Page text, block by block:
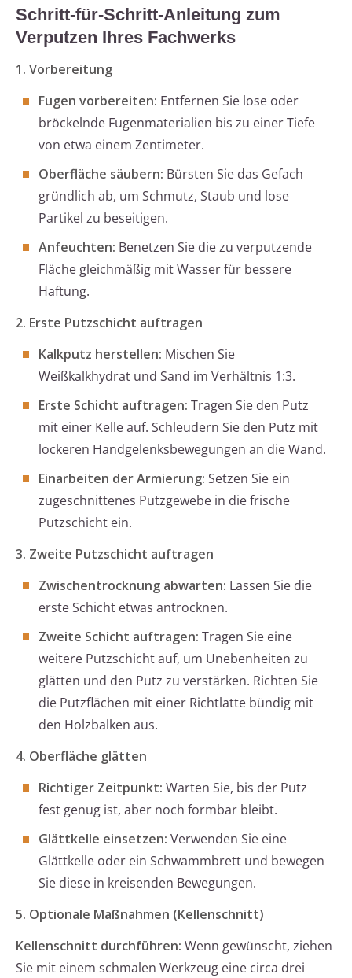
Schritt-für-Schritt-Anleitung zum
Verputzen Ihres Fachwerks
1. Vorbereitung
Fugen vorbereiten: Entfernen Sie lose oder
bröckelnde Fugenmaterialien bis zu einer Tiefe
von etwa einem Zentimeter.
Oberfläche säubern: Bürsten Sie das Gefach
gründlich ab, um Schmutz, Staub und lose
Partikel zu beseitigen.
Anfeuchten: Benetzen Sie die zu verputzende
Fläche gleichmäßig mit Wasser für bessere
Haftung.
2. Erste Putzschicht auftragen
Kalkputz herstellen: Mischen Sie
Weißkalkhydrat und Sand im Verhältnis 1:3.
Erste Schicht auftragen: Tragen Sie den Putz
mit einer Kelle auf. Schleudern Sie den Putz mit
lockeren Handgelenksbewegungen an die Wand.
Einarbeiten der Armierung: Setzen Sie ein
zugeschnittenes Putzgewebe in die frische
Putzschicht ein.
3. Zweite Putzschicht auftragen
Zwischentrocknung abwarten: Lassen Sie die
erste Schicht etwas antrocknen.
Zweite Schicht auftragen: Tragen Sie eine
weitere Putzschicht auf, um Unebenheiten zu
glätten und den Putz zu verstärken. Richten Sie
die Putzflächen mit einer Richtlatte bündig mit
den Holzbalken aus.
4. Oberfläche glätten
Richtiger Zeitpunkt: Warten Sie, bis der Putz
fest genug ist, aber noch formbar bleibt.
Glättkelle einsetzen: Verwenden Sie eine
Glättkelle oder ein Schwammbrett und bewegen
Sie diese in kreisenden Bewegungen.
5. Optionale Maßnahmen (Kellenschnitt)
Kellenschnitt durchführen: Wenn gewünscht, ziehen
Sie mit einem schmalen Werkzeug eine circa drei